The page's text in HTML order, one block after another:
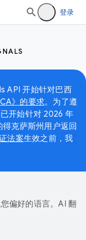
登录
API 开始针对巴西
》的要求。为了遵
开始针对 2026 年
克萨斯州用户返回
法案生效之前，我
偏好的语言。AI 翻